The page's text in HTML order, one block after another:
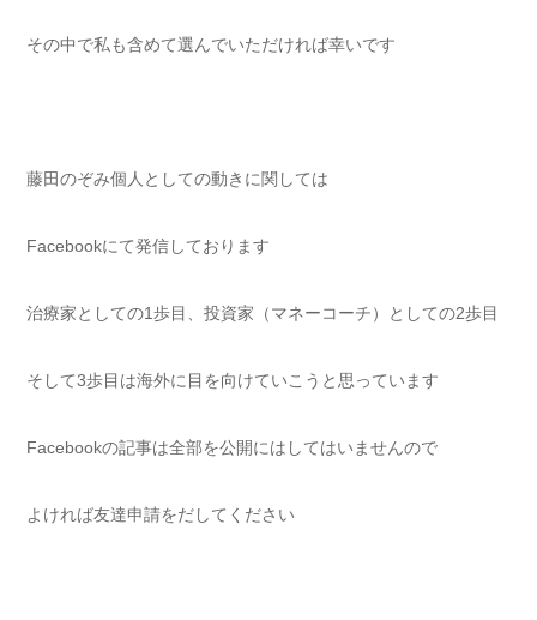
その中で私も含めて選んでいただければ幸いです
藤田のぞみ個人としての動きに関しては
Facebookにて発信しております
治療家としての1歩目、投資家（マネーコーチ）としての2歩目
そして3歩目は海外に目を向けていこうと思っています
Facebookの記事は全部を公開にはしてはいませんので
よければ友達申請をだしてください